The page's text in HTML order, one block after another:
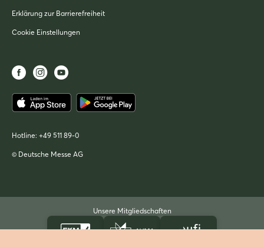
Erklärung zur Barrierefreiheit
Cookie Einstellungen
Hotline: +49 511 89-0
© Deutsche Messe AG
Unsere Mitgliedschaften